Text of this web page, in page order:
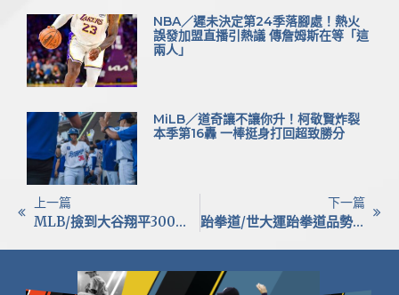
NBA／遲未決定第24季落腳處！熱火
誤發加盟直播引熱議 傳詹姆斯在等「這
兩人」
MiLB／道奇讓不讓你升！柯敬賢炸裂
本季第16轟 一棒挺身打回超致勝分
上一篇
MLB/撿到大谷翔平300轟全壘打球！21歲美女球迷宣布：我要賣了
下一篇
跆拳道/世大運跆拳道品勢首日開戰 台將蔡和軒、徐悠然惜敗止步16強